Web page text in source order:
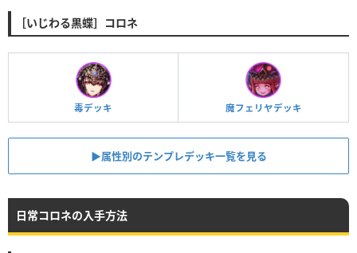
［いじわる黒蝶］コロネ
毒デッキ 魔フェリヤデッキ
▶︎属性別のテンプレデッキ一覧を見る
日常コロネの入手方法